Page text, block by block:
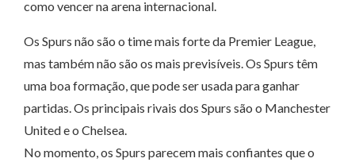
como vencer na arena internacional.
Os Spurs não são o time mais forte da Premier League,
mas também não são os mais previsíveis. Os Spurs têm
uma boa formação, que pode ser usada para ganhar
partidas. Os principais rivais dos Spurs são o Manchester
United e o Chelsea.
No momento, os Spurs parecem mais confiantes que o